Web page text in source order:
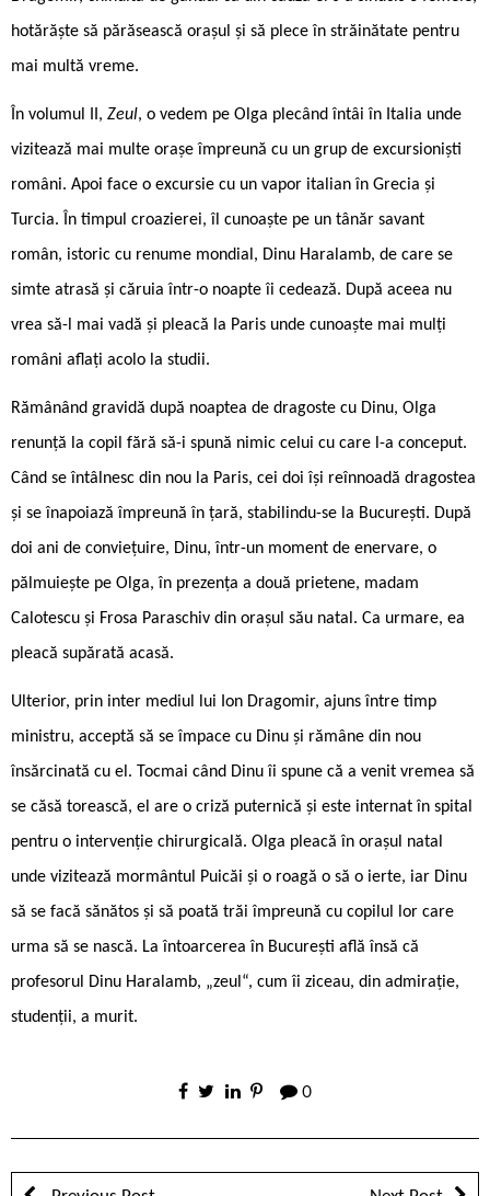
hotărăște să părăsească orașul și să plece în străinătate pentru
mai multă vreme.
În volumul II, Zeul, o vedem pe Olga plecând întâi în Italia unde
vizitează mai multe orașe împreună cu un grup de excursioniști
români. Apoi face o excursie cu un vapor italian în Grecia și
Turcia. În timpul croazierei, îl cunoaște pe un tânăr savant
român, istoric cu renume mondial, Dinu Haralamb, de care se
simte atrasă și căruia într-o noapte îi cedează. După aceea nu
vrea să-l mai vadă și pleacă la Paris unde cunoaște mai mulți
români aflați acolo la studii.
Rămânând gravidă după noaptea de dragoste cu Dinu, Olga
renunță la copil fără să-i spună nimic celui cu care l-a conceput.
Când se întâlnesc din nou la Paris, cei doi își reînnoadă dragostea
și se înapoiază împreună în țară, stabilindu-se la București. După
doi ani de conviețuire, Dinu, într-un moment de enervare, o
pălmuiește pe Olga, în prezența a două prietene, madam
Calotescu și Frosa Paraschiv din orașul său natal. Ca urmare, ea
pleacă supărată acasă.
Ulterior, prin inter mediul lui Ion Dragomir, ajuns între timp
ministru, acceptă să se împace cu Dinu și rămâne din nou
însărcinată cu el. Tocmai când Dinu îi spune că a venit vremea să
se căsă torească, el are o criză puternică și este internat în spital
pentru o intervenție chirurgicală. Olga pleacă în orașul natal
unde vizitează mormântul Puicăi și o roagă o să o ierte, iar Dinu
să se facă sănătos și să poată trăi împreună cu copilul lor care
urma să se nască. La întoarcerea în București află însă că
profesorul Dinu Haralamb, „zeul“, cum îi ziceau, din admirație,
studenții, a murit.
0